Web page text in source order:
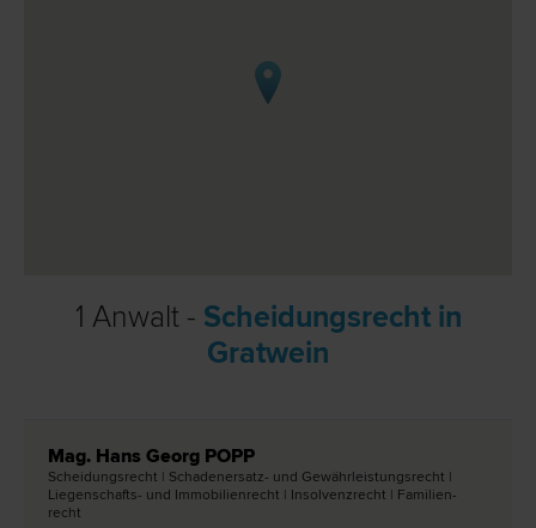
1 Anwalt - Scheidungsrecht in
Gratwein
Mag. Hans Georg POPP
Scheidungs­recht | Schadenersatz- und Gewährleistungs­recht |
Liegenschafts- und Immobilien­recht | Insolvenz­recht | Familien­
recht